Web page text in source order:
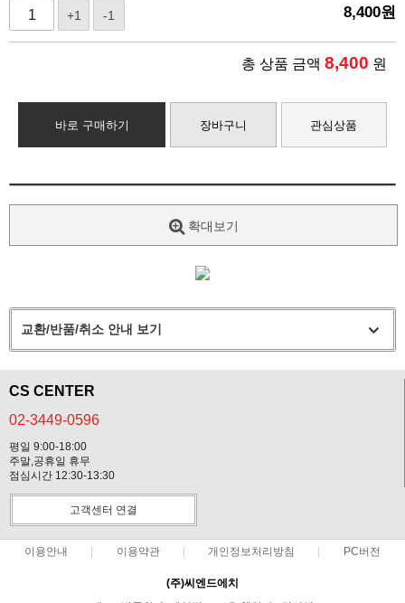
+1 -1 8,400원
총 상품 금액 8,400 원
바로 구매하기 장바구니 관심상품
확대보기
교환/반품/취소 안내 보기
CS CENTER
02-3449-0596
평일 9:00-18:00
주말,공휴일 휴무
점심시간 12:30-13:30
고객센터 연결
이용안내 이용약관 개인정보처리방침 PC버전
(주)씨엔드에치